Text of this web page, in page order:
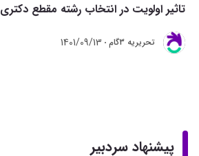
تاثیر اولویت در انتخاب رشته مقطع دکتری
تحريريه 3گام 1401/09/13
پیشنهاد سردبیر